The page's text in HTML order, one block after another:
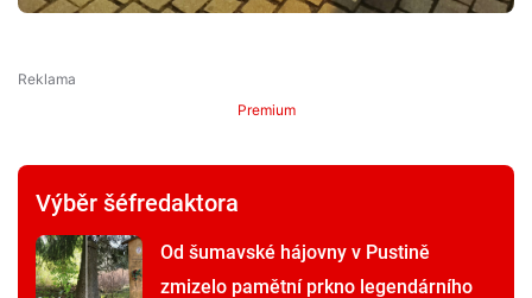
Premium
Výběr šéfredaktora
Od šumavské hájovny v Pustině
zmizelo pamětní prkno legendárního